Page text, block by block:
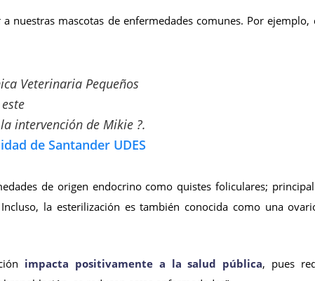
nuestras mascotas de enfermedades comunes. Por
Veterinaria Pequeños
la intervención de Mikie ?.
de Santander UDES
de origen endocrino como quistes foliculares;
la esterilización es también conocida como una
impacta positivamente a la salud pública, pues